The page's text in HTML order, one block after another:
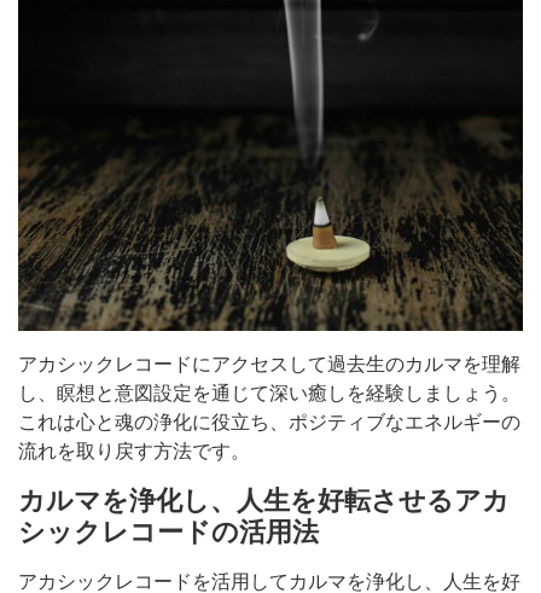
アカシックレコードにアクセスして過去生のカルマを理解
し、瞑想と意図設定を通じて深い癒しを経験しましょう。
これは心と魂の浄化に役立ち、ポジティブなエネルギーの
流れを取り戻す方法です。
カルマを浄化し、人生を好転させるアカ
シックレコードの活用法
アカシックレコードを活用してカルマを浄化し、人生を好